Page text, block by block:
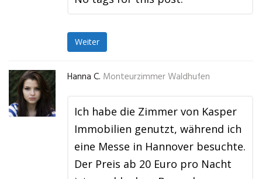
Weiter
Hanna C. Monteurzimmer Waldhufen
Ich habe die Zimmer von Kasper
Immobilien genutzt, während ich
eine Messe in Hannover besuchte.
Der Preis ab 20 Euro pro Nacht